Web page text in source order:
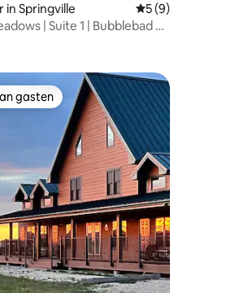
van 4,94 op 5, 34 recensies
in Springville Gemiddelde
5 (9)
| Suite 1 | Bubblebad +
4,84 op 5, 103 recensies
gasten
gasten